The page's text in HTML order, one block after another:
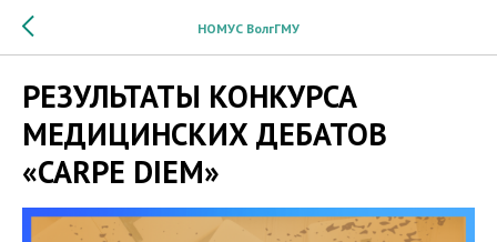
НОМУС ВолгГМУ
РЕЗУЛЬТАТЫ КОНКУРСА
МЕДИЦИНСКИХ ДЕБАТОВ
«CARPE DIEM»